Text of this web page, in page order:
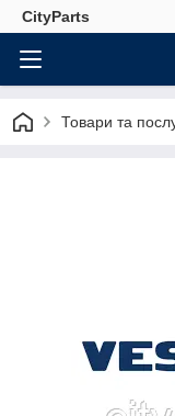
CityParts
Товари та